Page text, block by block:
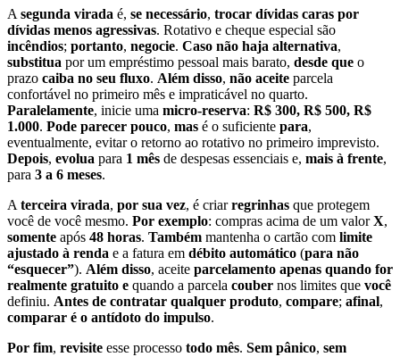
A segunda virada é, se necessário, trocar dívidas caras por
dívidas menos agressivas. Rotativo e cheque especial são
incêndios; portanto, negocie. Caso não haja alternativa,
substitua por um empréstimo pessoal mais barato, desde que o
prazo caiba no seu fluxo. Além disso, não aceite parcela
confortável no primeiro mês e impraticável no quarto.
Paralelamente, inicie uma micro-reserva: R$ 300, R$ 500, R$
1.000. Pode parecer pouco, mas é o suficiente para,
eventualmente, evitar o retorno ao rotativo no primeiro imprevisto.
Depois, evolua para 1 mês de despesas essenciais e, mais à frente,
para 3 a 6 meses.
A terceira virada, por sua vez, é criarregrinhas que protegem
você de você mesmo. Por exemplo: compras acima de um valorX,
somente após 48 horas. Também mantenha o cartão com limite
ajustado à renda e a fatura em débito automático (para não
“esquecer”). Além disso, aceite parcelamento apenas quando for
realmente gratuito e quando a parcela couber nos limites que você
definiu. Antes de contratar qualquer produto, compare; afinal,
comparar é o antídoto do impulso.
Por fim, revisite esse processo todo mês. Sem pânico, sem